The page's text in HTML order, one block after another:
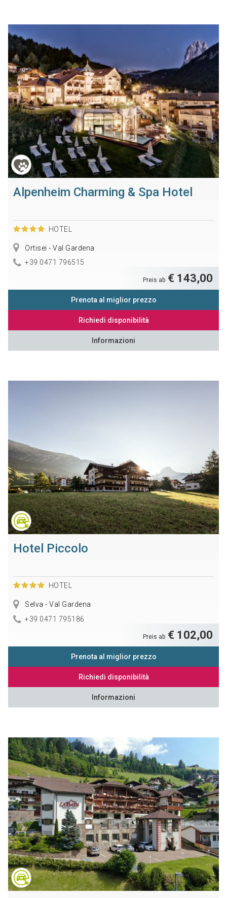
Alpenheim Charming & Spa Hotel
HOTEL
Ortisei - Val Gardena
+39 0471 796515
Preis ab € 143,00
Prenota al miglior prezzo
Richiedi disponibilità
Informazioni
Hotel Piccolo
HOTEL
Selva - Val Gardena
+39 0471 795186
Preis ab € 102,00
Prenota al miglior prezzo
Richiedi disponibilità
Informazioni